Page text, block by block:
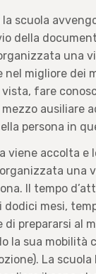
scuola
della
una
migliore dei
fare
ausiliare
persona in
viene accolta e
una
Il tempo
dodici mesi,
prepararsi al
la sua mobilità
La scuola